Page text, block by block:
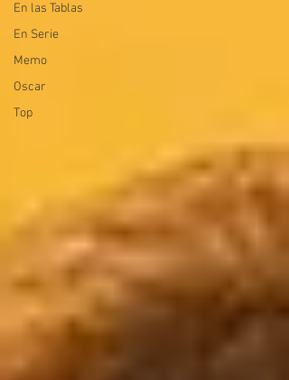
En las Tablas
En Serie
Memo
Oscar
Top